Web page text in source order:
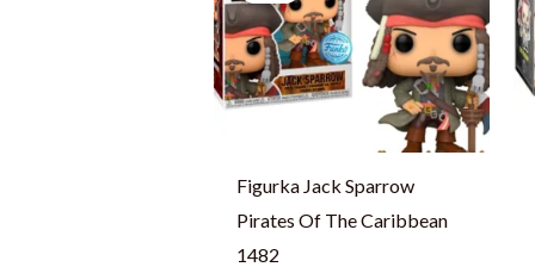
Figurka Jack Sparrow
Pirates Of The Caribbean
1482
272,99 zł.194,99 zł.